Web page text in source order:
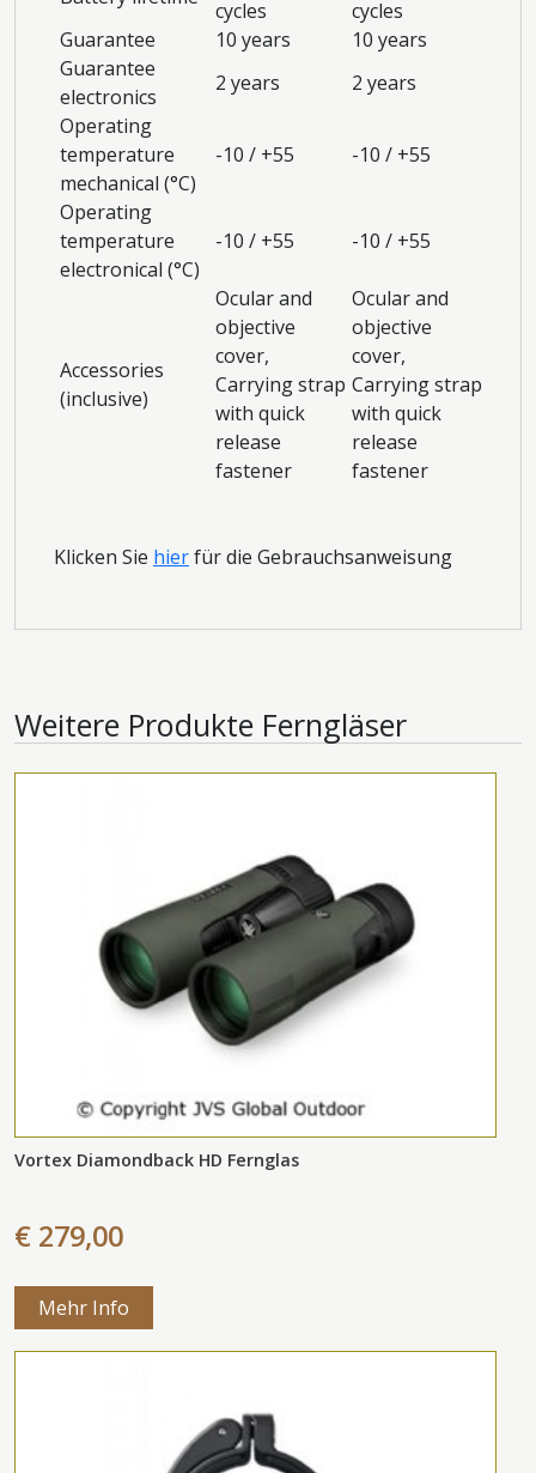
cycles
cycles
Guarantee
10 years
10 years
Guarantee
electronics
2 years
2 years
Operating
temperature
mechanical (°C)
-10 / +55 -10 / +55
Operating
temperature
electronical (°C)
-10 / +55 -10 / +55
Accessories
(inclusive)
Ocular and
objective
cover,
Carrying strap
with quick
release
fastener
Ocular and
objective
cover,
Carrying strap
with quick
release
fastener
Klicken Sie hierfür die Gebrauchsanweisung
Weitere Produkte Ferngläser
Vortex Diamondback HD Fernglas
€ 279,00
Mehr Info